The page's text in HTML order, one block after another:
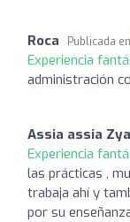
Roca Publicada en
Experiencia
administración
Assia assia
Experiencia
las prácticas ,
trabaja ahí y
por su